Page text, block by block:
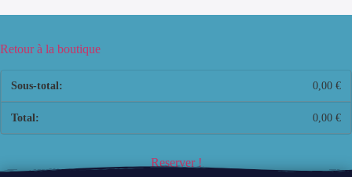
Retour à la boutique
0,00 €
0,00 €
Reserver !